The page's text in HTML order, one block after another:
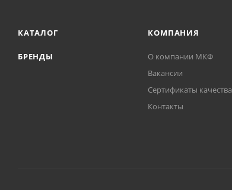
КАТАЛОГ
БРЕНДЫ
КОМПАНИЯ
О компании МКФ
Вакансии
Сертификаты качества
Контакты